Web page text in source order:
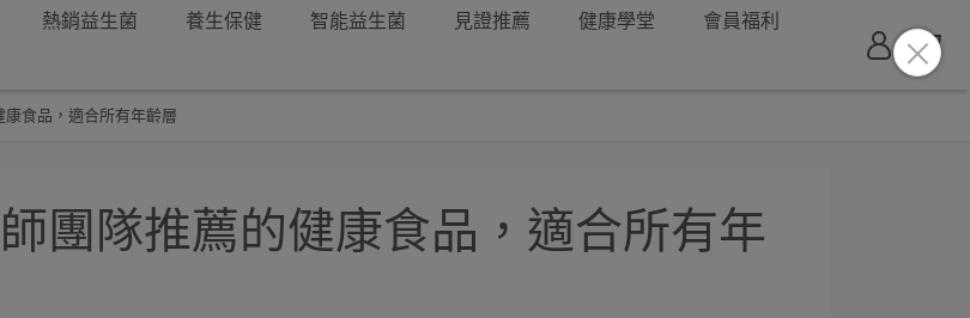
熱銷益生菌 養生保健 智能益生菌 見證推薦 健康學堂
會員福利
食品，適合所有年齡層
團隊推薦的健康食品，適合所有年